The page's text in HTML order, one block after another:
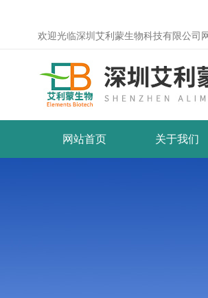
欢迎光临深圳艾利蒙生物科技有限公司
网站首页 关于我们